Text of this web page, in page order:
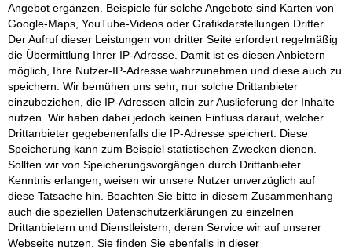
Angebot ergänzen. Beispiele für solche Angebote sind Karten von
Google-Maps, YouTube-Videos oder Grafikdarstellungen Dritter.
Der Aufruf dieser Leistungen von dritter Seite erfordert regelmäßig
die Übermittlung Ihrer IP-Adresse. Damit ist es diesen Anbietern
möglich, Ihre Nutzer-IP-Adresse wahrzunehmen und diese auch zu
speichern. Wir bemühen uns sehr, nur solche Drittanbieter
einzubeziehen, die IP-Adressen allein zur Auslieferung der Inhalte
nutzen. Wir haben dabei jedoch keinen Einfluss darauf, welcher
Drittanbieter gegebenenfalls die IP-Adresse speichert. Diese
Speicherung kann zum Beispiel statistischen Zwecken dienen.
Sollten wir von Speicherungsvorgängen durch Drittanbieter
Kenntnis erlangen, weisen wir unsere Nutzer unverzüglich auf
diese Tatsache hin. Beachten Sie bitte in diesem Zusammenhang
auch die speziellen Datenschutzerklärungen zu einzelnen
Drittanbietern und Dienstleistern, deren Service wir auf unserer
Webseite nutzen. Sie finden Sie ebenfalls in dieser